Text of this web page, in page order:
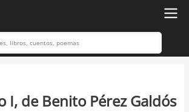
I, de Benito Pérez Galdós